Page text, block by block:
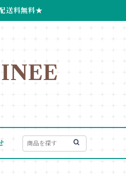
送料無料★